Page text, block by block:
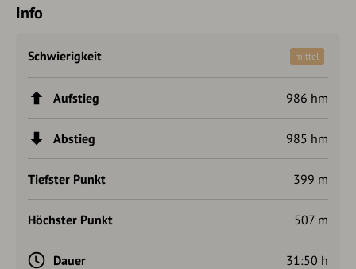
Die Stadtpfarrkirche St. Nikolaus und Stephan in
Eggenfelden und die Wallfahrtskirche St. Salvator in
Heiligenstadt bei Gangkofen.
Info
Schwierigkeit mittel
Aufstieg 986 hm
Abstieg 985 hm
Tiefster Punkt 399 m
Höchster Punkt 507 m
Dauer 31:50 h